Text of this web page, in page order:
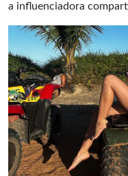
a influenciadora